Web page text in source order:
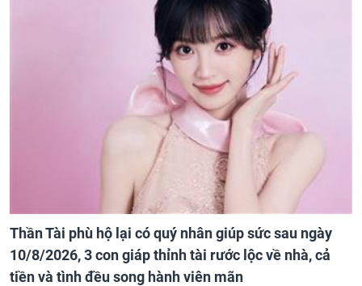
Thần Tài phù hộ lại có quý nhân giúp sức sau ngày
10/8/2026, 3 con giáp thỉnh tài rước lộc về nhà, cả
tiền và tình đều song hành viên mãn